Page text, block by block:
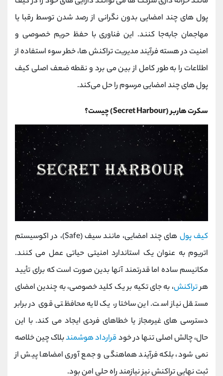
‌پول‌ های چند امضایی بدون نگرانی از رصد شدن توسط رقبا یا
مهاجمان جابه‌جا کنند. این فناوری با حفظ حریم خصوصی و
امنیت در هسته فرآیند مدیریت تراکنش ‌ها، خطر سوء استفاده از
اطلاعات را به طور کامل از بین می ‌برد و نقطه ضعف اصلی کیف
‌پول‌ های چند امضایی مرسوم را حل می‌کند.
سکرت هاربر (Secret Harbour) چیست؟
کیف پول
‌های چند امضایی، مانند سیف (Safe)، در اکوسیستم
اتریوم به عنوان یک استاندارد امنیتی حیاتی عمل می کنند.
مکانیسم ساده اما قدرتمند آنها بدین صورت است که برای تأیید
هرتراکنش، به جای تکیه بر یک کلید خصوصی، به چندین امضای
مستقل نیاز است. این ساختار، یک لایه محافظتی قوی در برابر
دسترسی ‌های غیرمجاز یا خطاهای فردی ایجاد می کند. با این
حال، چالش اصلی تنها در خودقرارداد هوشمندبلاک چین خلاصه
نمی‌ شود، بلکه فرآیند هماهنگی و جمع ‌آوری امضاها پیش از
ثبت نهایی تراکنش نیز نیازمند راه ‌حلی امن بود.